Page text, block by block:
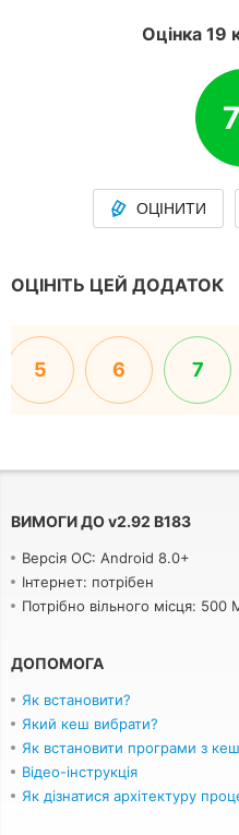
Оцінка 19
ОЦІНИТИ
ОЦІНІТЬ ЦЕЙ ДОДАТОК
5 6 7
ВИМОГИ ДОv2.92 B183
Версія ОС: Android 8.0+
Інтернет: потрібен
Потрібно вільного місця: 500
ДОПОМОГА
Як встановити?
Який кеш вибрати?
Як встановити програми з
Відео-інструкція
Як дізнатися архітектуру